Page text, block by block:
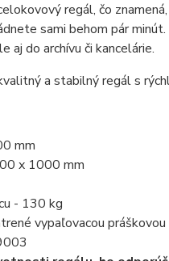
regál, čo
sami behom pár
aj do archívu či kancelárie.
a stabilný regál s
mm
x 1000 mm
- 130 kg
vypaľovacou práškovou